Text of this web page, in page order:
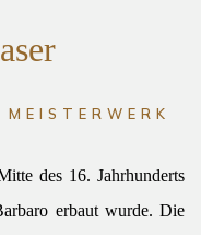
des 16. Jahrhunderts
erbaut wurde. Die